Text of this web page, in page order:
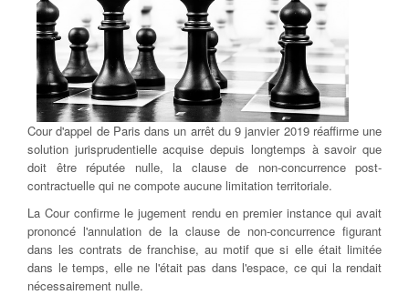
Cour d'appel de Paris dans un arrêt du 9 janvier 2019 réaffirme une
solution jurisprudentielle acquise depuis longtemps à savoir que
doit être réputée nulle, la clause de non-concurrence post-
contractuelle qui ne compote aucune limitation territoriale.
La Cour confirme le jugement rendu en premier instance qui avait
prononcé l'annulation de la clause de non-concurrence figurant
dans les contrats de franchise, au motif que si elle était limitée
dans le temps, elle ne l'était pas dans l'espace, ce qui la rendait
nécessairement nulle.